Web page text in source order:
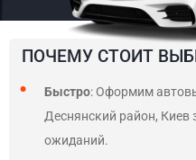
ПОЧЕМУ СТОИТ
Быстро: Оформим
Деснянский район, Киев
ожиданий.